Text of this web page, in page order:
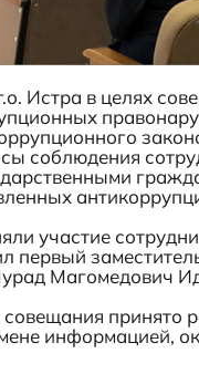
Истра в целях
соблюдения
участие
первый
Магомедович
принято
информацией,